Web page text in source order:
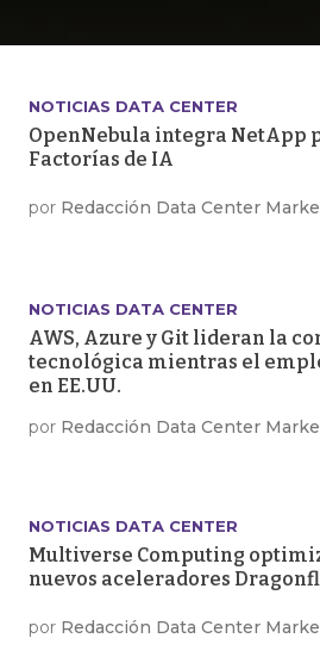
NOTICIAS DATA CENTER
OpenNebula integra NetApp
Factorías de IA
por Redacción Data Center
NOTICIAS DATA CENTER
AWS, Azure y Git lideran la
tecnológica mientras el
en EE.UU.
por Redacción Data Center
NOTICIAS DATA CENTER
Multiverse Computing
nuevos aceleradores
por Redacción Data Center